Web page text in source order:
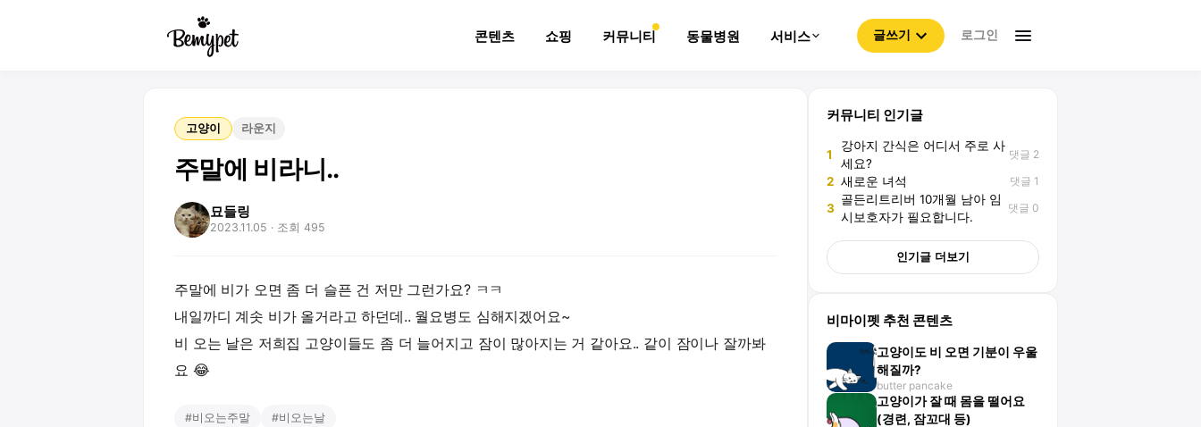
콘텐츠 쇼핑 커뮤니티 동물병원 서비스 글쓰기 로그인
고양이 라운지
주말에 비라니..
묘들링
2023.11.05 · 조회 495
주말에 비가 오면 좀 더 슬픈 건 저만 그런가요? ㅋㅋ
내일까디 계솟 비가 올거라고 하던데.. 월요병도 심해지겠어요~
비 오는 날은 저희집 고양이들도 좀 더 늘어지고 잠이 많아지는 거 같아요.. 같이 잠이나 잘까봐
요 😂
#비오는주말 #비오는날
커뮤니티 인기글
1
강아지 간식은 어디서 주로 사
세요?
댓글 2
2 새로운 녀석 댓글 1
3
골든리트리버 10개월 남아 임
시보호자가 필요합니다.
댓글 0
인기글 더보기
비마이펫 추천 콘텐츠
고양이도 비 오면 기분이 우울
해질까?
butter pancake
고양이가 잘 때 몸을 떨어요
(경련, 잠꼬대 등)